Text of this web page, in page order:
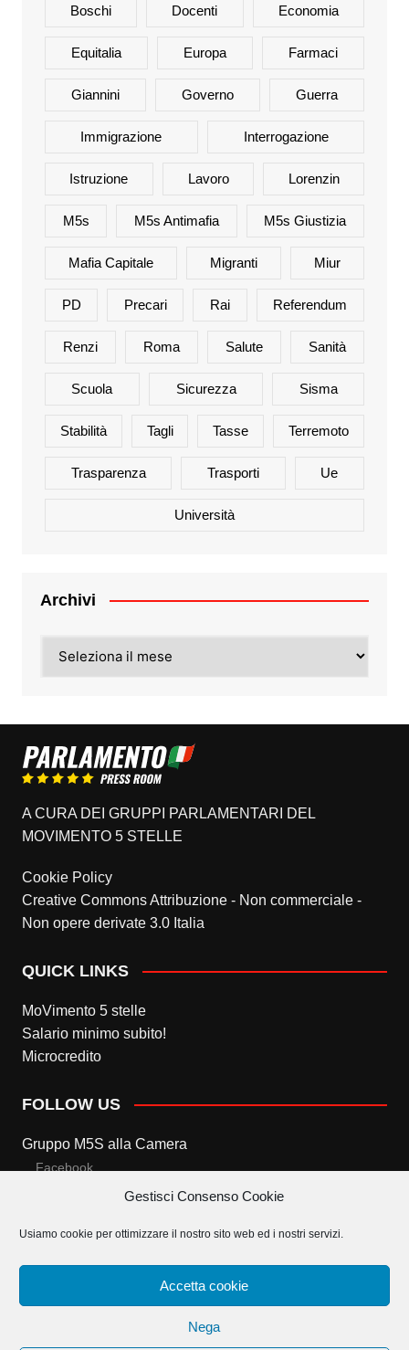
Gestisci Consenso Cookie
Usiamo cookie per ottimizzare il nostro sito web ed i nostri servizi.
Accetta cookie
Nega
Boschi Docenti Economia
Equitalia Europa Farmaci
Giannini Governo Guerra
Immigrazione Interrogazione
Istruzione Lavoro Lorenzin
M5s M5s Antimafia M5s Giustizia
Mafia Capitale Migranti Miur
PD Precari Rai Referendum
Renzi Roma Salute Sanità
Scuola Sicurezza Sisma
Stabilità Tagli Tasse Terremoto
Trasparenza Trasporti Ue
Università
Archivi
A CURA DEI GRUPPI PARLAMENTARI DEL
MOVIMENTO 5 STELLE
Cookie Policy
Creative Commons Attribuzione - Non commerciale -
Non opere derivate 3.0 Italia
QUICK LINKS
MoVimento 5 stelle
Salario minimo subito!
Microcredito
FOLLOW US
Gruppo M5S alla Camera
Facebook
Twitter